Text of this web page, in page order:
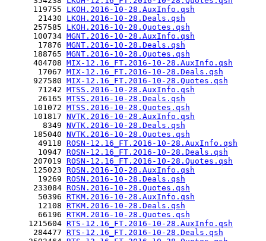
      119755
LKOH.2016-10-28.AuxInfo.qsh
       21430
LKOH.2016-10-28.Deals.qsh
      257585
LKOH.2016-10-28.Quotes.qsh
      100734
MGNT.2016-10-28.AuxInfo.qsh
       17876
MGNT.2016-10-28.Deals.qsh
      188765
MGNT.2016-10-28.Quotes.qsh
      404708
MIX-12.16_FT.2016-10-28.AuxInfo.qsh
       17067
MIX-12.16_FT.2016-10-28.Deals.qsh
      927580
MIX-12.16_FT.2016-10-28.Quotes.qsh
       71242
MTSS.2016-10-28.AuxInfo.qsh
       26165
MTSS.2016-10-28.Deals.qsh
      101072
MTSS.2016-10-28.Quotes.qsh
      101817
NVTK.2016-10-28.AuxInfo.qsh
        8349
NVTK.2016-10-28.Deals.qsh
      185040
NVTK.2016-10-28.Quotes.qsh
       49118
ROSN-12.16_FT.2016-10-28.AuxInfo.qsh
       10947
ROSN-12.16_FT.2016-10-28.Deals.qsh
      207019
ROSN-12.16_FT.2016-10-28.Quotes.qsh
      125023
ROSN.2016-10-28.AuxInfo.qsh
       19269
ROSN.2016-10-28.Deals.qsh
      233084
ROSN.2016-10-28.Quotes.qsh
       50396
RTKM.2016-10-28.AuxInfo.qsh
       12108
RTKM.2016-10-28.Deals.qsh
       66196
RTKM.2016-10-28.Quotes.qsh
     1215604
RTS-12.16_FT.2016-10-28.AuxInfo.qsh
      284477
RTS-12.16_FT.2016-10-28.Deals.qsh